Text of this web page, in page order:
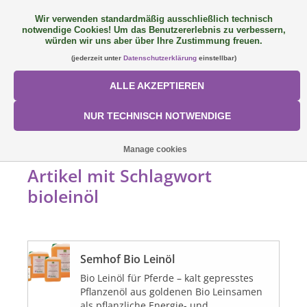
+49 (0) 9081 9025240 0 Artikel - €0,00
ALLE PRODUKTE
FÜTTERUNGSKONZEPT
AKTIONEN
STARTSEITE/SCHLAGWORTE
Artikel mit Schlagwort
bioleinöl
Semhof Bio Leinöl
Bio Leinöl für Pferde – kalt gepresstes
Pflanzenöl aus goldenen Bio Leinsamen
Wir verwenden standardmäßig ausschließlich technisch
notwendige Cookies! Um das Benutzererlebnis zu verbessern,
würden wir uns aber über Ihre Zustimmung freuen.
(jederzeit unter Datenschutzerklärungeinstellbar)
ALLE AKZEPTIEREN
NUR TECHNISCH NOTWENDIGE
Manage cookies